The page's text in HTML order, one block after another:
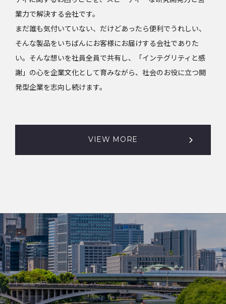
業力で解決する会社です。
まだ誰も気付いていない、だけどあったら便利でうれしい、
そんな製品をいちばんにお客様にお届けする会社でありた
い。そんな想いを社員全員で共有し、「インテグリティと感
謝」の心を企業文化として育みながら、社会のお役に立つ開
発型企業を志向し続けます。
VIEW MORE